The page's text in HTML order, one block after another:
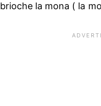
brioche la mona ( la